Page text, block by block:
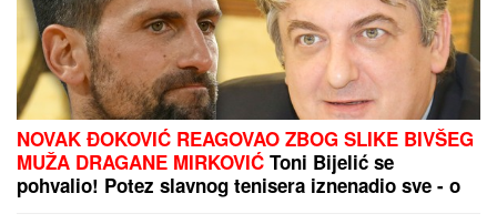
"SRAMOTA ME JE"Asmin Durdžić javno udario na